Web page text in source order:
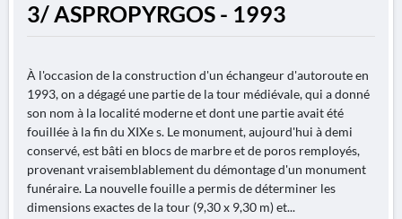
3/ ASPROPYRGOS - 1993
À l'occasion de la construction d'un échangeur d'autoroute en
1993, on a dégagé une partie de la tour médiévale, qui a donné
son nom à la localité moderne et dont une partie avait été
fouillée à la fin du XIXe s. Le monument, aujourd'hui à demi
conservé, est bâti en blocs de marbre et de poros remployés,
provenant vraisemblablement du démontage d'un monument
funéraire. La nouvelle fouille a permis de déterminer les
dimensions exactes de la tour (9,30 x 9,30 m) et...